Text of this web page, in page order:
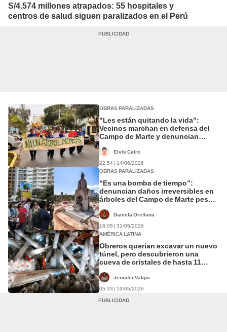
S/4.574 millones atrapados: 55 hospitales y
centros de salud siguen paralizados en el Perú
OBRAS PARALIZADAS
"Les están quitando la vida":
Vecinos marchan en defensa del
Campo de Marte y denuncian
Elvis Cairo
22:54 | 14/06/2026
OBRAS PARALIZADAS
“Es una bomba de tiempo”:
denuncian daños irreversibles en
árboles del Campo de Marte pese a
Daniela Orellana
16:05 | 31/05/2026
AMÉRICA LATINA
Obreros querían excavar un nuevo
túnel, pero descubrieron una
cueva de cristales de hasta 11
LatinaJennifer Valqui
05:33 | 19/05/2026